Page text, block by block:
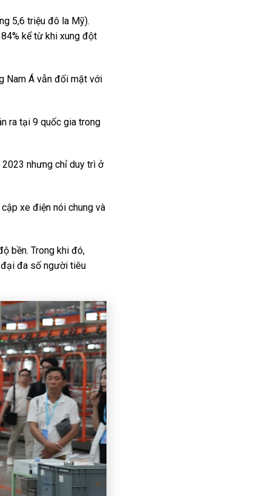
5,6 triệu đô la Mỹ).
kể từ khi xung đột
Nam Á vẫn đối mặt với
ra tại 9 quốc gia trong
nhưng chỉ duy trì ở
xe điện nói chung và
bền. Trong khi đó,
đại đa số người tiêu